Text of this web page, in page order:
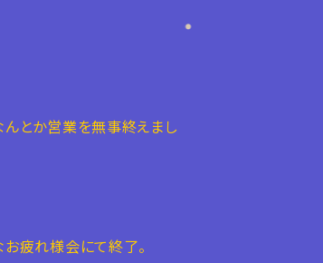
んとか営業を無事終えまし
疲れ様会にて終了。